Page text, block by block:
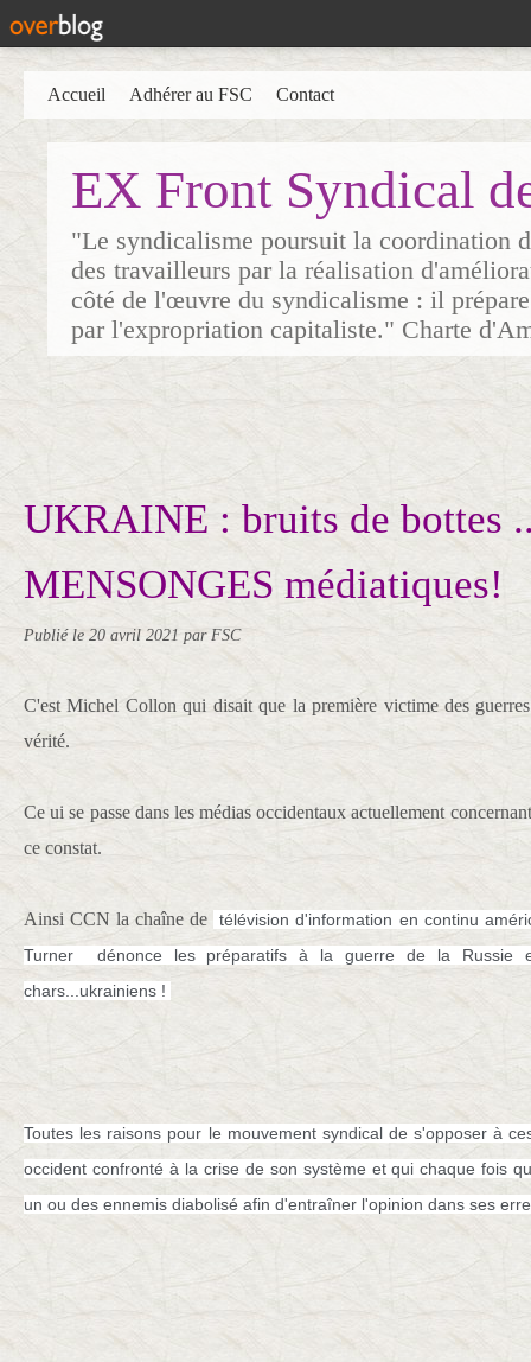
EX Front Syndical
"Le syndicalisme poursuit la coordination
des travailleurs par la réalisation
côté de l'œuvre du syndicalisme : il
par l'expropriation capitaliste." Charte
Accueil Adhérer au FSC Contact
UKRAINE : bruits de bottes
MENSONGES médiatiques!
Publié le 20 avril 2021 par FSC
C'est Michel Collon qui disait que la première victime des
vérité.
Ce ui se passe dans les médias occidentaux actuellement
ce constat.
Ainsi CCN la chaîne de
télévision d'information en continu
Turner dénonce les préparatifs à la guerre de la Russie
chars...ukrainiens !
Toutes les raisons pour le mouvement syndical de s'opposer à
occident confronté à la crise de son système et qui chaque fois
un ou des ennemis diabolisé afin d'entraîner l'opinion dans ses